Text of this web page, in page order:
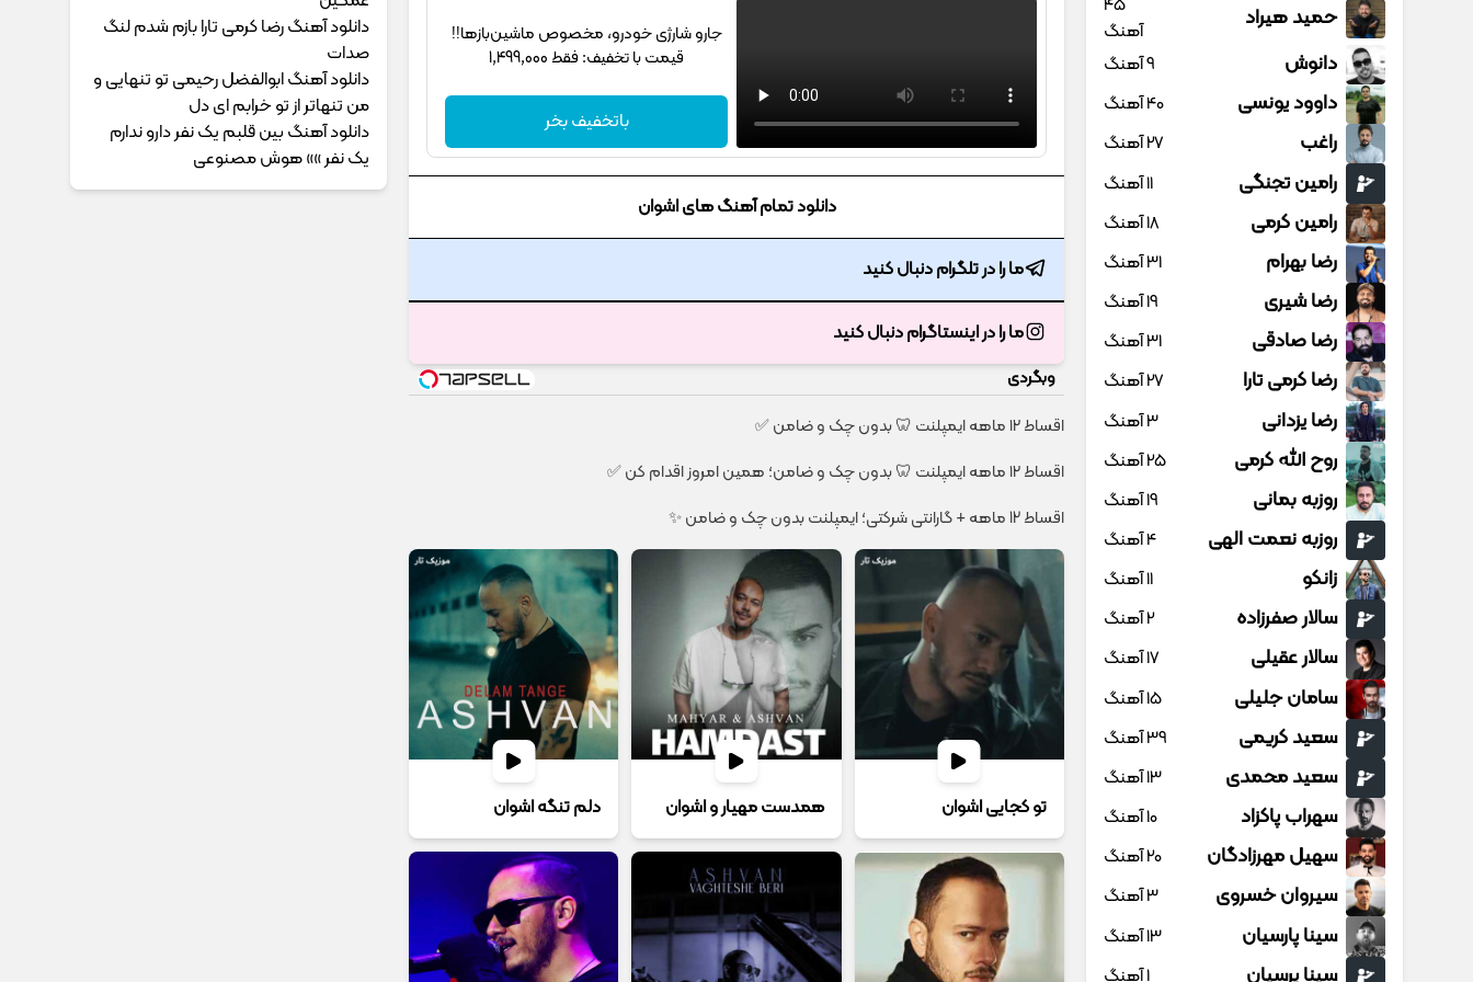
جارو شارژی خودرو، مخصوص ماشین‌باز‌ها!!
قیمت با تخفیف: فقط 1,499,000
باتخفیف بخر
دانلود تمام آهنگ های اشوان
ما را در تلگرام دنبال کنید
ما را در اینستاگرام دنبال کنید
وبگردی
اقساط ۱۲ ماهه ایمپلنت 🦷 بدون چک و ضامن ✅
اقساط ۱۲ ماهه ایمپلنت 🦷 بدون چک و ضامن؛ همین امروز اقدام کن ✅
اقساط 12 ماهه + گارانتی شرکتی؛ ایمپلنت بدون چک و ضامن ✨
تو کجایی اشوان همدست مهیار و اشوان دلم تنگه اشوان
حمید هیراد
45
آهنگ
دانوش 9 آهنگ
داوود یونسی 40 آهنگ
راغب 27 آهنگ
رامین تجنگی 11 آهنگ
رامین کرمی 18 آهنگ
رضا بهرام 31 آهنگ
رضا شیری 19 آهنگ
رضا صادقی 31 آهنگ
رضا کرمی تارا 27 آهنگ
رضا یزدانی 3 آهنگ
روح الله کرمی 25 آهنگ
روزبه بمانی 19 آهنگ
روزبه نعمت الهی 4 آهنگ
زانکو 11 آهنگ
سالار صفرزاده 2 آهنگ
سالار عقیلی 17 آهنگ
سامان جلیلی 15 آهنگ
سعید کریمی 39 آهنگ
سعید محمدی 13 آهنگ
سهراب پاکزاد 10 آهنگ
سهیل مهرزادگان 20 آهنگ
سیروان خسروی 3 آهنگ
سینا پارسیان 13 آهنگ
سینا پرسیان 1 آهنگ
دانلود آهنگ رضا کرمی تارا بازم شدم لنگ
صدات
دانلود آهنگ ابوالفضل رحیمی ﺗﻮ ﺗﻨﻬﺎﻳﻰ و
ﻣﻦ ﺗﻨﻬﺎﺗﺮ از ﺗﻮ ﺧﺮاﺑﻢ ای دل
دانلود آهنگ بین قلبم یک نفر دارو ندارم
یک نفر »» هوش مصنوعی